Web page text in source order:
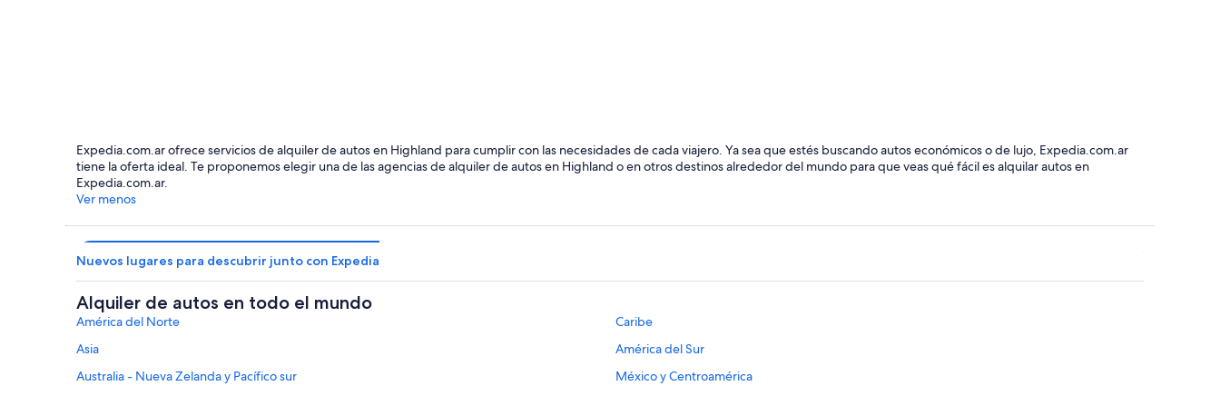
Expedia.com.ar ofrece servicios de alquiler de autos en Highland para cumplir con las necesidades de cada viajero. Ya sea que estés buscando autos económicos o de lujo, Expedia.com.ar
tiene la oferta ideal. Te proponemos elegir una de las agencias de alquiler de autos en Highland o en otros destinos alrededor del mundo para que veas qué fácil es alquilar autos en
Expedia.com.ar.
Ver menos
Nuevos lugares para descubrir junto con Expedia
Alquiler de autos en todo el mundo
América del Norte
Caribe
Asia
América del Sur
Australia - Nueva Zelanda y Pacífico sur
México y Centroamérica